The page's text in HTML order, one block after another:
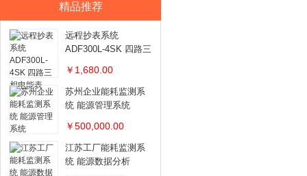
精品推荐
远程抄表系统
ADF300L-4SK 四路三
￥1,680.00
苏州企业能耗监测系
统 能源管理系统
￥500,000.00
江苏工厂能耗监测系
统 能源数据分析